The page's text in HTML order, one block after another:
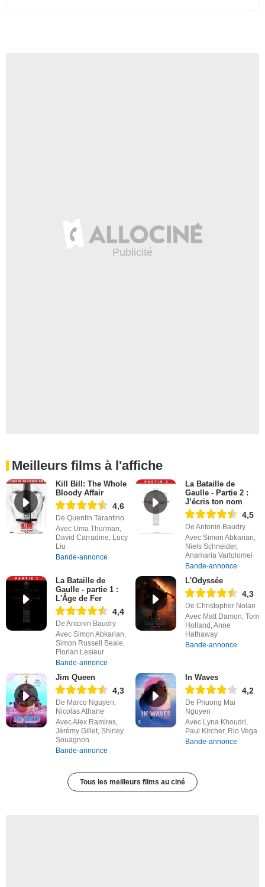
Meilleurs films à l'affiche
Kill Bill: The Whole
Bloody Affair
4,6
De Quentin Tarantino
Avec Uma Thurman,
David Carradine, Lucy
Liu
Bande-annonce
La Bataille de
Gaulle - Partie 2 :
J’écris ton nom
4,5
De Antonin Baudry
Avec Simon Abkarian,
Niels Schneider,
Anamaria Vartolomei
Bande-annonce
La Bataille de
Gaulle - partie 1 :
L'Âge de Fer
4,4
De Antonin Baudry
Avec Simon Abkarian,
Simon Russell Beale,
Florian Lesieur
Bande-annonce
L'Odyssée
4,3
De Christopher Nolan
Avec Matt Damon, Tom
Holland, Anne
Hathaway
Bande-annonce
Jim Queen
4,3
De Marco Nguyen,
Nicolas Athane
Avec Alex Ramires,
Jérémy Gillet, Shirley
Souagnon
Bande-annonce
In Waves
4,2
De Phuong Mai
Nguyen
Avec Lyna Khoudri,
Paul Kircher, Rio Vega
Bande-annonce
Tous les meilleurs films au ciné